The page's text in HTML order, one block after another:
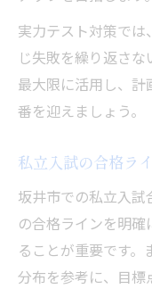
実力テスト対策で
じ失敗を繰り返さ
最大限に活用し、
番を迎えましょう。
私立入試の合格ラ
坂井市での私立入試
の合格ラインを明
ることが重要です
分布を参考に、目標